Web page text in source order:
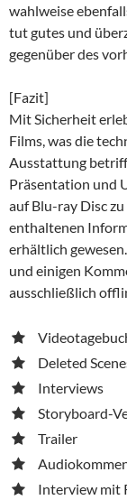
wahlweise
tut gutes und
gegenüber des
[Fazit]
Mit Sicherheit
Films, was die
Ausstattung
Präsentation und
auf Blu-ray Disc
enthaltenen
erhältlich
und einigen
ausschließlich
Deleted
Interviews
Storyboard-
Trailer
Interview mit